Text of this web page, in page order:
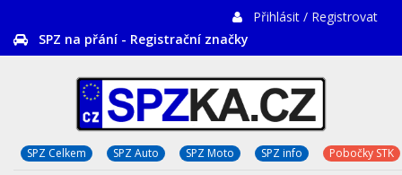
Přihlásit / Registrovat
SPZ na přání - Registrační značky
SPZ Celkem SPZ Auto SPZ Moto SPZ info Pobočky STK